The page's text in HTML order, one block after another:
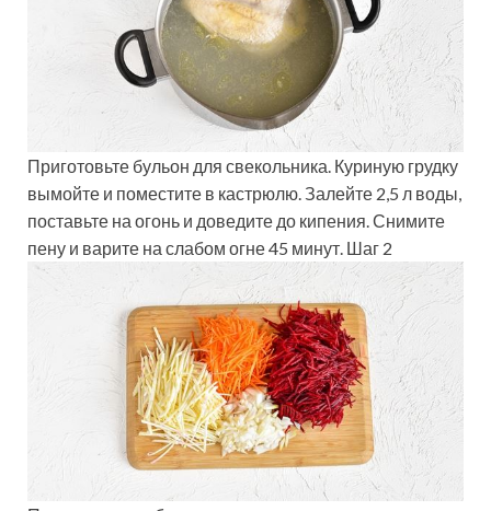
Приготовьте бульон для свекольника. Куриную грудку
вымойте и поместите в кастрюлю. Залейте 2,5 л воды,
поставьте на огонь и доведите до кипения. Снимите
пену и варите на слабом огне 45 минут. Шаг 2